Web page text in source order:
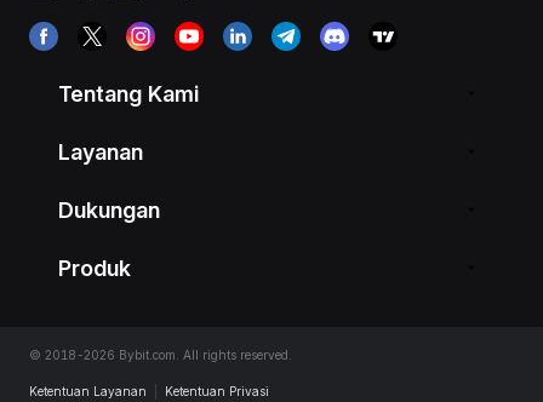
Tentang Kami
Layanan
Dukungan
Produk
© 2018-2026 Bybit.com. All rights reserved.
Ketentuan Layanan Ketentuan Privasi